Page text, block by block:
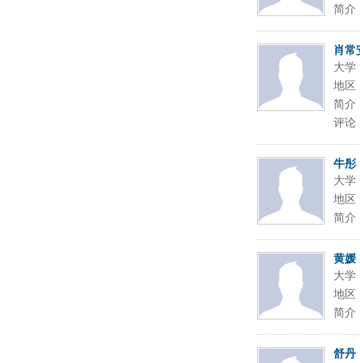
简介
肖常
大学
地区
简介
评论
牛彤
大学
地区
简介
黄媛
大学
地区
简介
舒丹